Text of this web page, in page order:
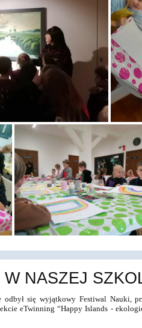
NASZEJ
odbył się wyjątkowy Festiwal Nauki,
eTwinning “Happy Islands -